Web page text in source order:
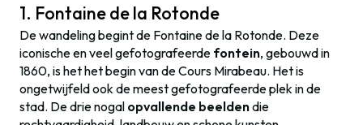
1. Fontaine de la Rotonde
De wandeling begint de Fontaine de la Rotonde. Deze
iconische en veel gefotografeerde fontein, gebouwd in
1860, is het het begin van de Cours Mirabeau. Het is
ongetwijfeld ook de meest gefotografeerde plek in de
stad. De drie nogal opvallende beeldendie